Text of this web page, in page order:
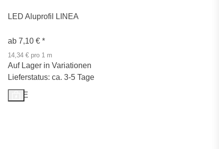
LED Aluprofil LINEA
ab 7,10 € *
14,34 € pro 1 m
Auf Lager in Variationen
Lieferstatus: ca. 3-5 Tage
SALE